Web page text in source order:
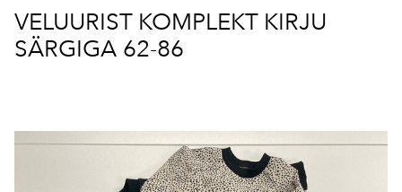
VELUURIST KOMPLEKT KIRJU
SÄRGIGA 62-86